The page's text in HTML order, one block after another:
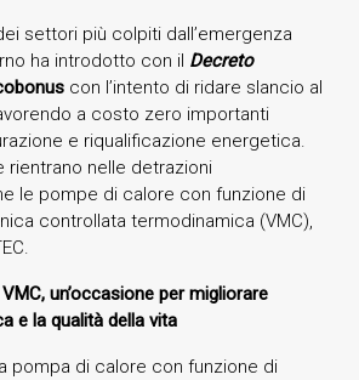
settori più colpiti dall’emergenza
ha introdotto con il Decreto
con l’intento di ridare slancio al
a costo zero importanti
e riqualificazione energetica.
rientrano nelle detrazioni
le pompe di calore con funzione di
controllata termodinamica (VMC),
un’occasione per migliorare
e la qualità della vita
pompa di calore con funzione di